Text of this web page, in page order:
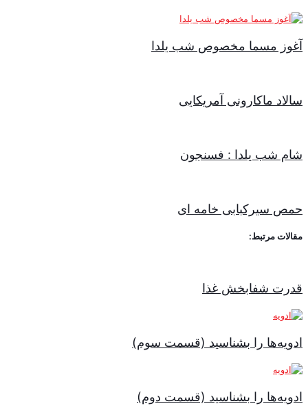
آغوز مسما مخصوص شب یلدا
سالاد ماکارونی آمریکایی
شام شب یلدا : فسنجون
حمص سیرکبابی خامه ای
مقالات مرتبط:
قدرت شفابخش غذا
ادویه‌ها را بشناسید (قسمت سوم)
ادویه‌ها را بشناسید (قسمت دوم)